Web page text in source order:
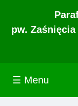
pw.
☰ Menu